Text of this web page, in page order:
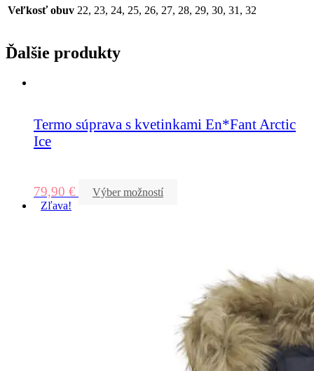
Veľkosť obuv 22, 23, 24, 25, 26, 27, 28, 29, 30, 31, 32
Ďalšie produkty
Termo súprava s kvetinkami En*Fant Arctic
Ice
79,90 €
Výber možností
Zľava!